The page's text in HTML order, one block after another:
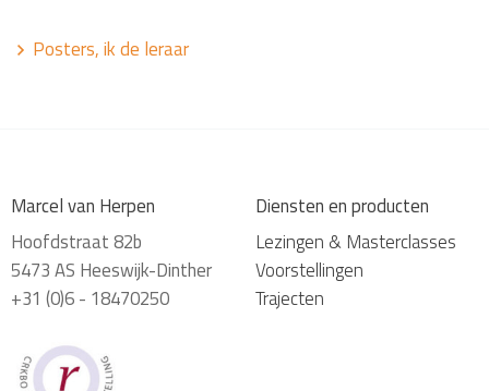
Posters, ik de leraar
Marcel van Herpen
Hoofdstraat 82b
5473 AS Heeswijk-Dinther
+31 (0)6 - 18470250
Diensten en producten
Lezingen & Masterclasses
Voorstellingen
Trajecten